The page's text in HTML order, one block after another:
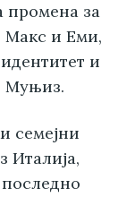
промена за
Макс и Еми,
и
Муњиз.
семејни
Италија,